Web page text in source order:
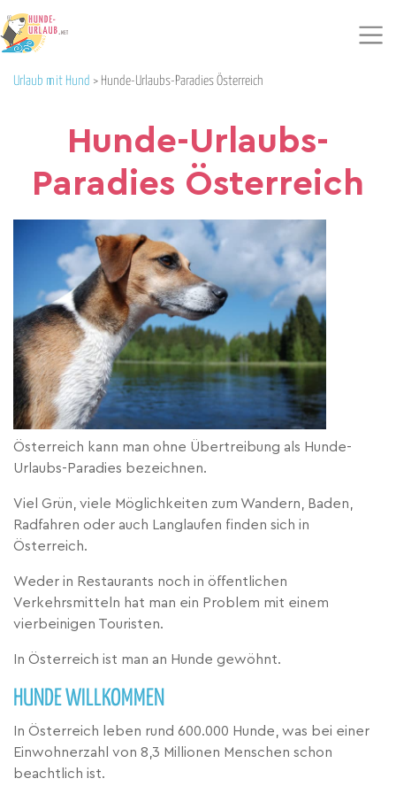
Urlaub mit Hund > Hunde-Urlaubs-Paradies Österreich
Hunde-Urlaubs-
Paradies Österreich
Österreich kann man ohne Übertreibung als Hunde-
Urlaubs-Paradies bezeichnen.
Viel Grün, viele Möglichkeiten zum Wandern, Baden,
Radfahren oder auch Langlaufen finden sich in
Österreich.
Weder in Restaurants noch in öffentlichen
Verkehrsmitteln hat man ein Problem mit einem
vierbeinigen Touristen.
In Österreich ist man an Hunde gewöhnt.
HUNDE WILLKOMMEN
In Österreich leben rund 600.000 Hunde, was bei einer
Einwohnerzahl von 8,3 Millionen Menschen schon
beachtlich ist.